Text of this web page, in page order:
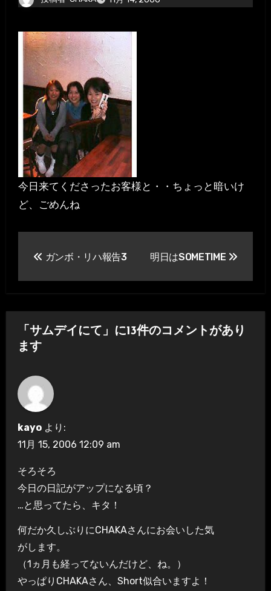
今日来てくださったお客様と・・ちょっと暗いけ
ど、ごめんね
ビ
ゲ
シ
ョ
ン
ガンボ・リハ報告3 明日はSOMETIME
「サムデイにて」に13件のコメントがあり
ます
kayo より:
11月 15, 2006 12:09 am
そろそろ
今日の日記がアップになる頃？
…と思ってたら、キタ！
何だか久しぶりにCHAKAさんにお会いした気
がします。
（1ヵ月も経ってないんだけど、ね。）
やっぱりCHAKAさん、Short似合いますよ！